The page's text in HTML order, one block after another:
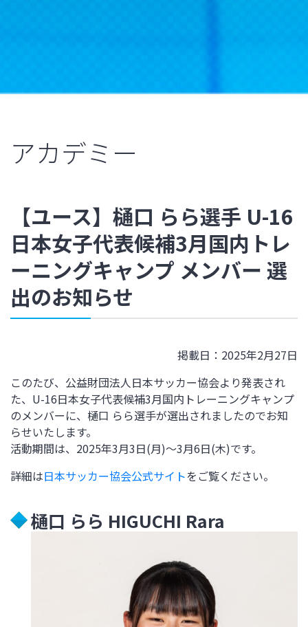
アカデミー
【ユース】樋口 らら選手 U-16
日本女子代表候補3月国内トレ
ーニングキャンプ メンバー 選
出のお知らせ
掲載日：2025年2月27日
このたび、公益財団法人日本サッカー協会より発表され
た、U-16日本女子代表候補3月国内トレーニングキャンプ
のメンバーに、樋口 らら選手が選出されましたのでお知
らせいたします。
活動期間は、2025年3月3日(月)～3月6日(木)です。
詳細は日本サッカー協会公式サイトをご覧ください。
樋口 らら HIGUCHI Rara